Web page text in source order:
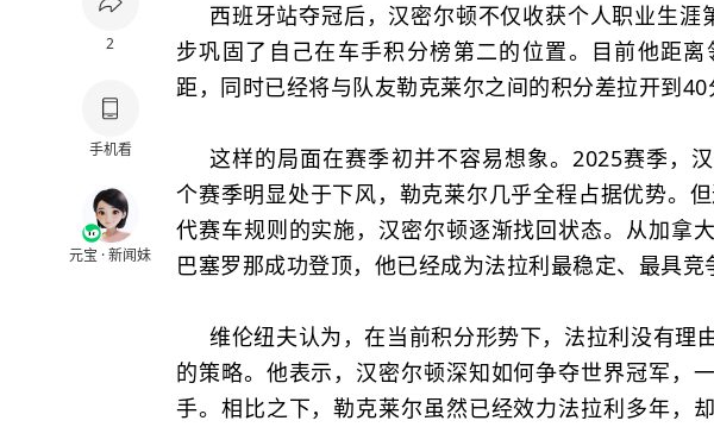
2
手机看
元宝 · 新闻妹
西班牙站夺冠后，汉密尔顿不仅收获个人职业生涯
步巩固了自己在车手积分榜第二的位置。目前他距
距，同时已经将与队友勒克莱尔之间的积分差拉开到40
这样的局面在赛季初并不容易想象。2025赛季，
个赛季明显处于下风，勒克莱尔几乎全程占据优势。
代赛车规则的实施，汉密尔顿逐渐找回状态。从加拿
巴塞罗那成功登顶，他已经成为法拉利最稳定、最具竞
维伦纽夫认为，在当前积分形势下，法拉利没有理
的策略。他表示，汉密尔顿深知如何争夺世界冠军，
手。相比之下，勒克莱尔虽然已经效力法拉利多年，